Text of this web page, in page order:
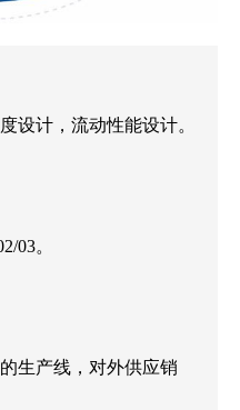
设计，流动性能设计。
03。
生产线，对外供应销